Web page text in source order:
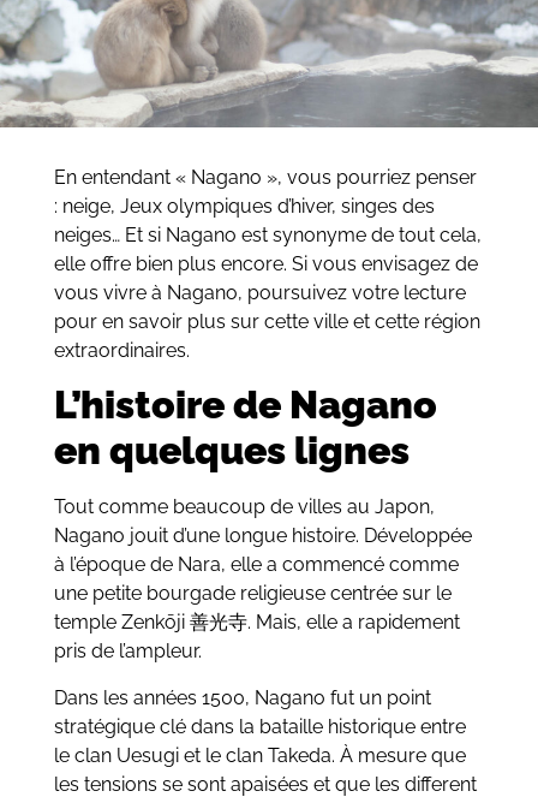
En entendant « Nagano », vous pourriez penser
: neige, Jeux olympiques d’hiver, singes des
neiges… Et si Nagano est synonyme de tout cela,
elle offre bien plus encore. Si vous envisagez de
vous vivre à Nagano, poursuivez votre lecture
pour en savoir plus sur cette ville et cette région
extraordinaires.
L’histoire de Nagano
en quelques lignes
Tout comme beaucoup de villes au Japon,
Nagano jouit d’une longue histoire. Développée
à l’époque de Nara, elle a commencé comme
une petite bourgade religieuse centrée sur le
temple Zenkōji 善光寺. Mais, elle a rapidement
pris de l’ampleur.
Dans les années 1500, Nagano fut un point
stratégique clé dans la bataille historique entre
le clan Uesugi et le clan Takeda. À mesure que
les tensions se sont apaisées et que les different